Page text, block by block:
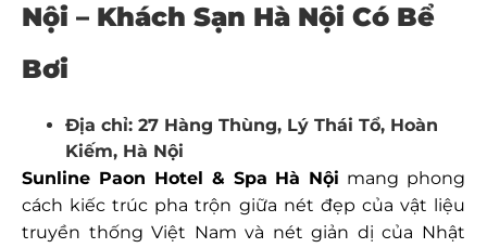
Nội – Khách Sạn Hà Nội Có Bể
Bơi
Địa chỉ: 27 Hàng Thùng, Lý Thái Tổ, Hoàn
Kiếm, Hà Nội
Sunline Paon Hotel & Spa Hà Nội mang phong
cách kiếc trúc pha trộn giữa nét đẹp của vật liệu
truyền thống Việt Nam và nét giản dị của Nhật